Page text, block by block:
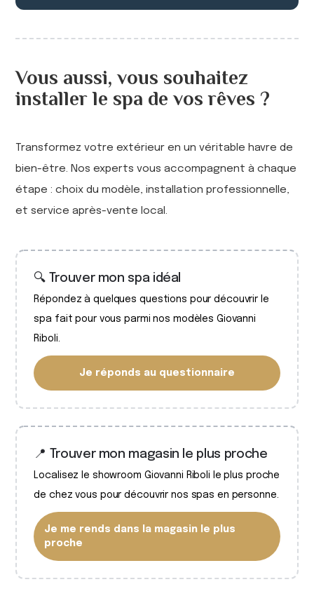
Vous aussi, vous souhaitez
installer le spa de vos rêves ?
Transformez votre extérieur en un véritable havre de
bien-être. Nos experts vous accompagnent à chaque
étape : choix du modèle, installation professionnelle,
et service après-vente local.
🔍 Trouver mon spa idéal
Répondez à quelques questions pour découvrir le
spa fait pour vous parmi nos modèles Giovanni
Riboli.
Je réponds au questionnaire
📍 Trouver mon magasin le plus proche
Localisez le showroom Giovanni Riboli le plus proche
de chez vous pour découvrir nos spas en personne.
Je me rends dans la magasin le plus
proche